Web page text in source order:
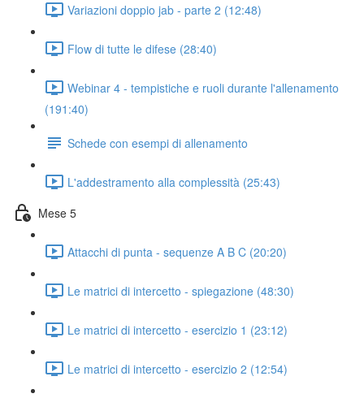
Variazioni doppio jab - parte 2 (12:48)
Flow di tutte le difese (28:40)
Webinar 4 - tempistiche e ruoli durante l'allenamento
(191:40)
Schede con esempi di allenamento
L'addestramento alla complessità (25:43)
Mese 5
Attacchi di punta - sequenze A B C (20:20)
Le matrici di intercetto - spiegazione (48:30)
Le matrici di intercetto - esercizio 1 (23:12)
Le matrici di intercetto - esercizio 2 (12:54)